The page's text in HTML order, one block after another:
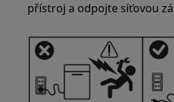
přístroj a odpojte síťovou